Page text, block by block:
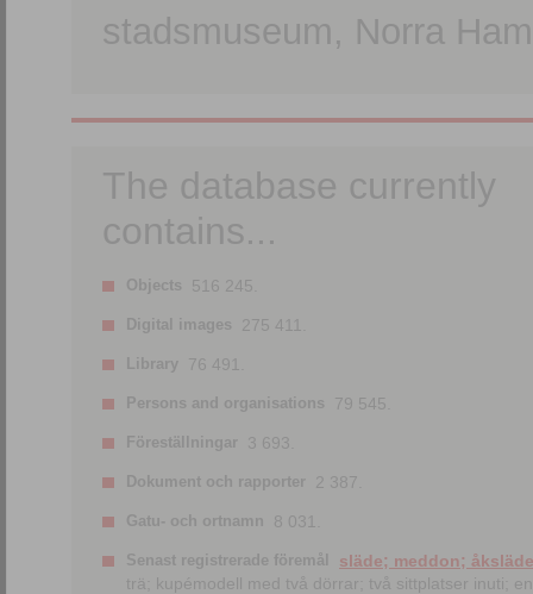
stadsmuseum, Norra
The database currently
contains...
Objects 516 245.
Digital images 275 411.
Library 76 491.
Persons and organisations 79 545.
Föreställningar 3 693.
Dokument och rapporter 2 387.
Gatu- och ortnamn 8 031.
Senast registrerade föremål
släde; meddon; åksläde
trä; kupémodell med två dörrar; två sittplatser inuti; en